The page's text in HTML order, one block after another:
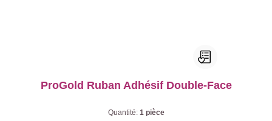
ProGold Ruban Adhésif Double-Face
Quantité: 1 pièce